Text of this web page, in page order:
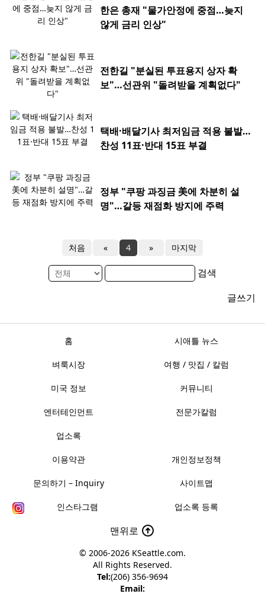
한은 총재 "물가안정에 중점…늦지
않게 금리 인상"
전한길 "분실된 투표용지 상자 확
보"…선관위 "돌려받을 계획없다"
택배·배달기사 최저임금 적용 불발…
찬성 11표·반대 15표 부결
정부 "쿠팡 과징금 美에 차분히 설
명"…갈등 재점화 방지에 주력
처음 « 4 » 마지막
검색
글쓰기
홈 시애틀 뉴스
벼룩시장 여행 / 맛집 / 칼럼
미국 정보 커뮤니티
엔터테인먼트 전문가칼럼
업소록
이용약관 개인정보정책
문의하기 – Inquiry 사이트맵
인스타그램 업소록 등록
맨위로
© 2006-2026 KSeattle.com.
All Rights Reserved.
Tel:(206) 356-9694
Email: